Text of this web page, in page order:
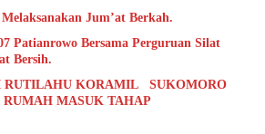
Jum’at Berkah.
Patianrowo Bersama Perguruan Silat
Bersih.
RUTILAHU KORAMIL SUKOMORO
RUMAH MASUK TAHAP